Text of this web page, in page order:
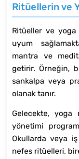
Ritüellerin ve
Ritüeller ve yoga
uyum
mantra ve
getirir. Örneğin,
sankalpa veya
olanak tanır.
Gelecekte, yoga
yönetimi
Okullarda veya
nefes ritüelleri,